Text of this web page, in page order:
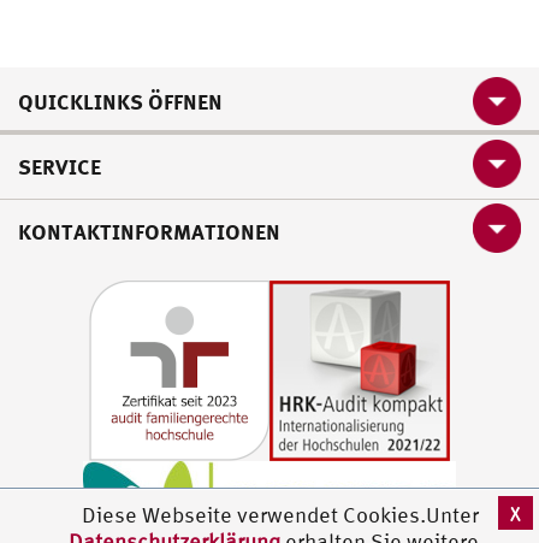
Diese Webseite verwendet Cookies.Unter
X
QUICKLINKS ÖFFNEN
SERVICE
KONTAKTINFORMATIONEN